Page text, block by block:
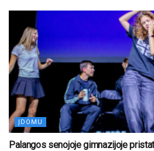
ĮDOMU
Palangos senojoje gimnazijoje